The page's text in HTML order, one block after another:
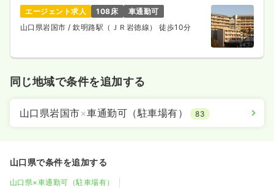
エージェント求人 108床
車通勤可
山口県岩国市 / 欽明路駅（ＪＲ岩徳線） 徒歩10分
同じ地域で条件を追加する
山口県岩国市×車通勤可（駐車場有） 83
山口県で条件を追加する
山口県×車通勤可（駐車場有）